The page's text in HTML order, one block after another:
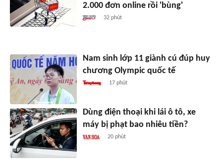
2.000 đơn online rồi 'bùng'
32 phút
Nam sinh lớp 11 giành cú đúp huy
chương Olympic quốc tế
17 phút
Dùng điện thoại khi lái ô tô, xe
máy bị phạt bao nhiêu tiền?
20 phút